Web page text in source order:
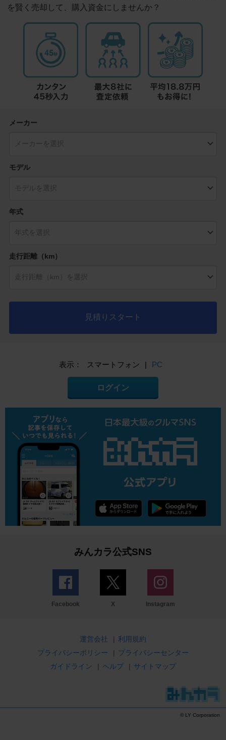
を賢く売却して、購入資金にしませんか？
メーカー
モデル
年式
走行距離（km）
見積りスタート
表示： スマートフォン | PC
ログイン
みんカラ公式SNS
Facebook X Instagram
運営会社 | 利用規約
プライバシーポリシー
| プライバシーセンター
ガイドライン
| ヘルプ | サイトマップ
© LY Corporation